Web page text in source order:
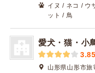
イヌ / ネコ / ウ
ット / 鳥
愛犬・猫・小
3.85
山形県山形市